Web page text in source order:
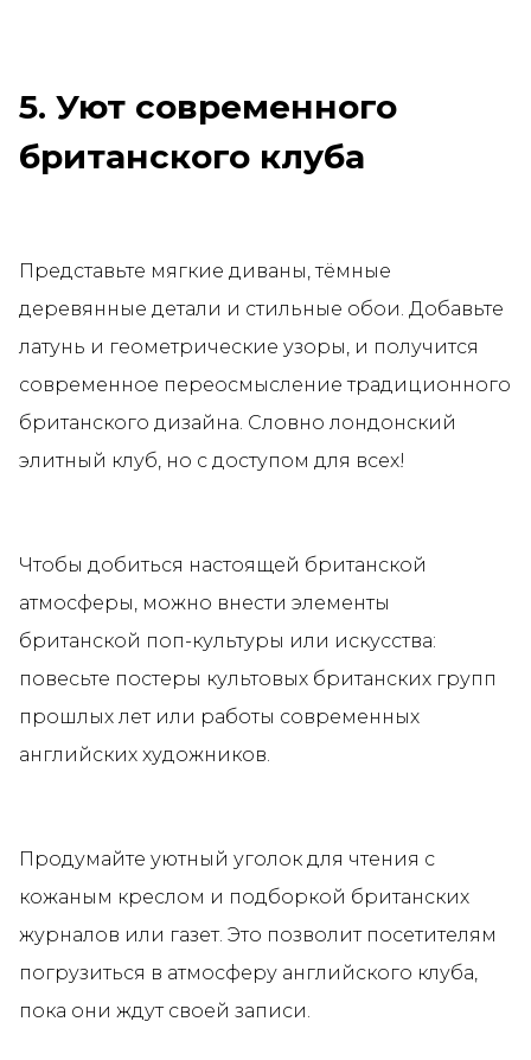
5. Уют современного
британского клуба
Представьте мягкие диваны, тёмные
деревянные детали и стильные обои. Добавьте
латунь и геометрические узоры, и получится
современное переосмысление традиционного
британского дизайна. Словно лондонский
элитный клуб, но с доступом для всех!
Чтобы добиться настоящей британской
атмосферы, можно внести элементы
британской поп-культуры или искусства:
повесьте постеры культовых британских групп
прошлых лет или работы современных
английских художников.
Продумайте уютный уголок для чтения с
кожаным креслом и подборкой британских
журналов или газет. Это позволит посетителям
погрузиться в атмосферу английского клуба,
пока они ждут своей записи.